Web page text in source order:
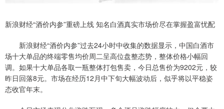
新浪财经“酒价内参”重磅上线 知名白酒真实市场价尽在掌握盈富忧配
新浪财经“酒价内参”过去24小时中收集的数据显示，中国白酒市
场十大单品的终端零售均价周二呈高位盘整态势，整体价格小幅回
调。如果十大单品各取一瓶整体打包售卖，今日总售价为9202元，较
昨日回落8元。市场在经历12月中下旬大幅波动后，似乎将以平稳姿
态收官年末。